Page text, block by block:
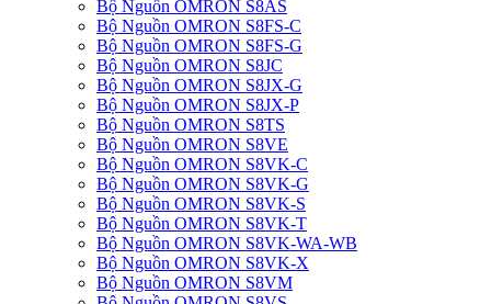
Bộ Nguồn OMRON S8AS
Bộ Nguồn OMRON S8FS-C
Bộ Nguồn OMRON S8FS-G
Bộ Nguồn OMRON S8JC
Bộ Nguồn OMRON S8JX-G
Bộ Nguồn OMRON S8JX-P
Bộ Nguồn OMRON S8TS
Bộ Nguồn OMRON S8VE
Bộ Nguồn OMRON S8VK-C
Bộ Nguồn OMRON S8VK-G
Bộ Nguồn OMRON S8VK-S
Bộ Nguồn OMRON S8VK-T
Bộ Nguồn OMRON S8VK-WA-WB
Bộ Nguồn OMRON S8VK-X
Bộ Nguồn OMRON S8VM